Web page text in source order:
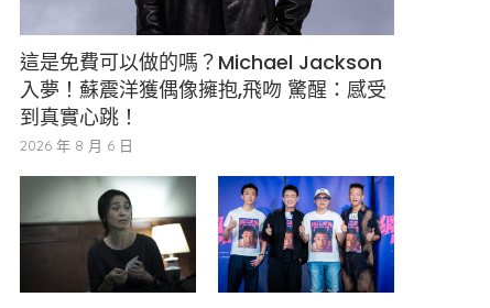
這是免費可以做的嗎？Michael Jackson
入夢！蘇震洋獲偶像擁抱,飛吻 驚醒：感受
到真實心跳！
2026 年 8 月 6 日